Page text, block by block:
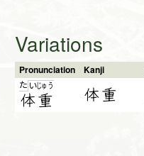
Variations
Pronunciation Kanji
た い
体
じゅ う
重 体重